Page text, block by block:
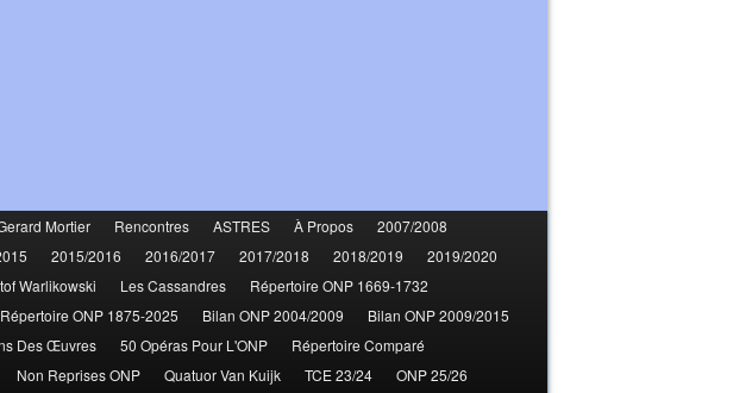
Mortier Rencontres ASTRES À Propos
2007/2008
2015/2016 2016/2017 2017/2018 2018/2019
2019/2020
Warlikowski Les Cassandres
Répertoire ONP 1669-1732
Répertoire ONP 1875-2025 Bilan ONP 2004/2009
Bilan ONP 2009/2015
Des Œuvres 50 Opéras Pour L'ONP
Répertoire Comparé
Non Reprises ONP Quatuor Van Kuijk TCE 23/24
ONP 25/26